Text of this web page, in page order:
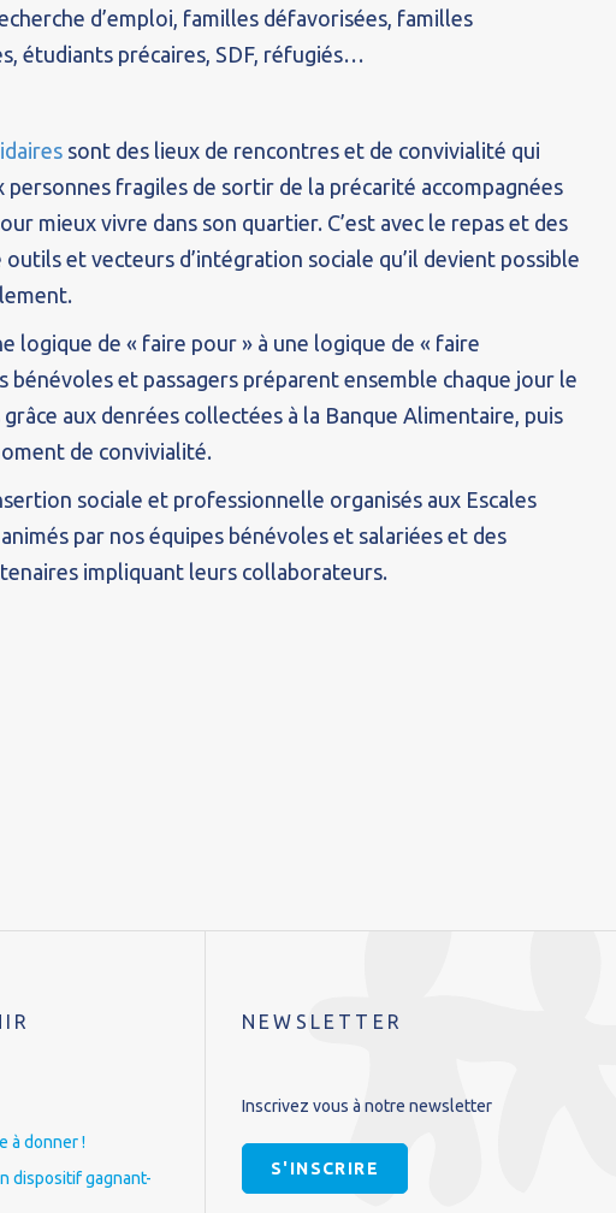
d’emploi, familles défavorisées, familles
étudiants précaires, SDF, réfugiés…
sont des lieux de rencontres et de convivialité qui
fragiles de sortir de la précarité accompagnées
mieux vivre dans son quartier. C’est avec le repas et des
et vecteurs d’intégration sociale qu’il devient possible
logique de « faire pour » à une logique de « faire
bénévoles et passagers préparent ensemble chaque jour le
grâce aux denrées collectées à la Banque Alimentaire, puis
de convivialité.
sociale et professionnelle organisés aux Escales
par nos équipes bénévoles et salariées et des
impliquant leurs collaborateurs.
à donner !
dispositif gagnant-
NEWSLETTER
Inscrivez vous à notre newsletter
S'INSCRIRE